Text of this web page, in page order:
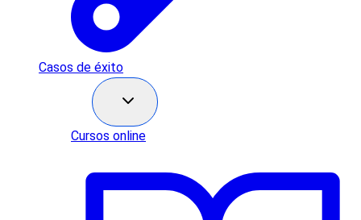
Casos de éxito
Cursos online